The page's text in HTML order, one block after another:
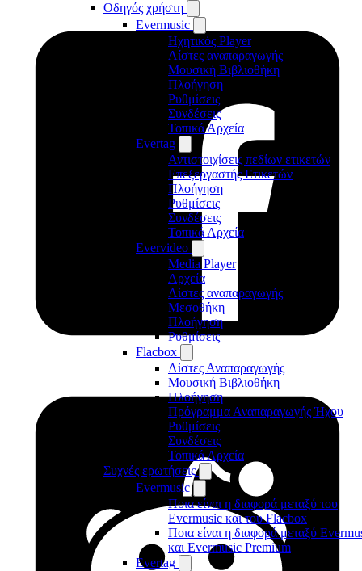
Οδηγός χρήστη
Evermusic
Ηχητικός Player
Λίστες αναπαραγωγής
Μουσική Βιβλιοθήκη
Πλοήγηση
Ρυθμίσεις
Συνδέσεις
Τοπικά Αρχεία
Evertag
Αντιστοιχίσεις πεδίων ετικετών
Επεξεργαστής Ετικετών
Πλοήγηση
Ρυθμίσεις
Συνδέσεις
Τοπικά Αρχεία
Evervideo
Media Player
Αρχεία
Λίστες αναπαραγωγής
Μεσοθήκη
Πλοήγηση
Ρυθμίσεις
Flacbox
Λίστες Αναπαραγωγής
Μουσική Βιβλιοθήκη
Πλοήγηση
Πρόγραμμα Αναπαραγωγής Ήχου
Ρυθμίσεις
Συνδέσεις
Τοπικά Αρχεία
Συχνές ερωτήσεις
Evermusic
Ποια είναι η διαφορά μεταξύ του
Evermusic και του Flacbox
Ποια είναι η διαφορά μεταξύ
και Evermusic Premium
Evertag